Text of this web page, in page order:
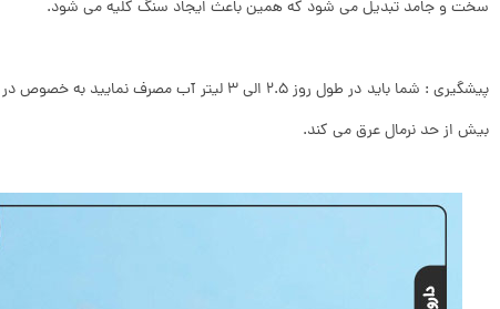
سخت و جامد تبدیل می شود که همین باعث ایجاد سنگ کلیه می شود.
پیشگیری : شما باید در طول روز 2.5 الی 3 لیتر
بیش از حد نرمال عرق می کند.